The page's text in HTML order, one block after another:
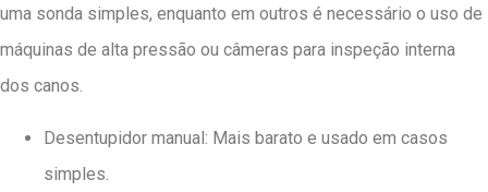
uma sonda simples, enquanto em outros é necessário o uso de
máquinas de alta pressão ou câmeras para inspeção interna
dos canos.
Desentupidor manual: Mais barato e usado em casos
simples.